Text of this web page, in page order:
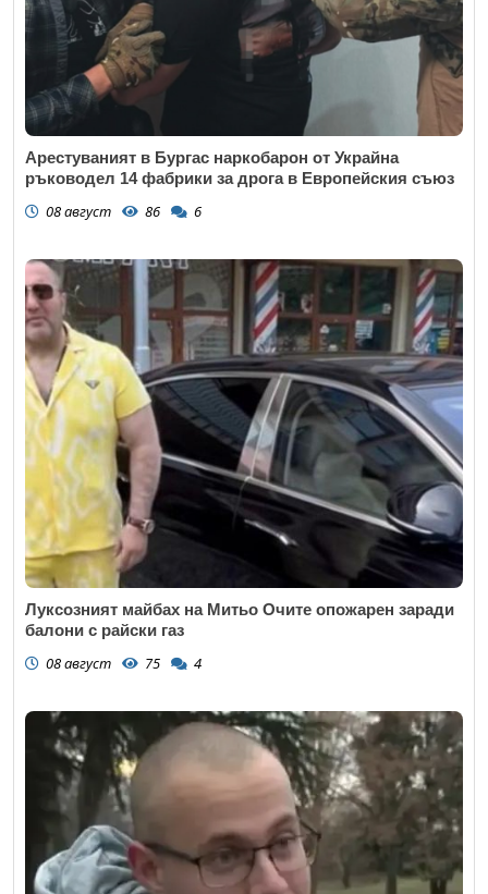
Арестуваният в Бургас наркобарон от Украйна
ръководел 14 фабрики за дрога в Европейския съюз
08 август 86 6
Луксозният майбах на Митьо Очите опожарен заради
балони с райски газ
08 август 75 4